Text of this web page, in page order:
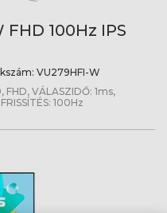
FHD 100Hz IPS
VU279HFI-W
FHD, VÁLASZIDŐ: 1ms,
100Hz